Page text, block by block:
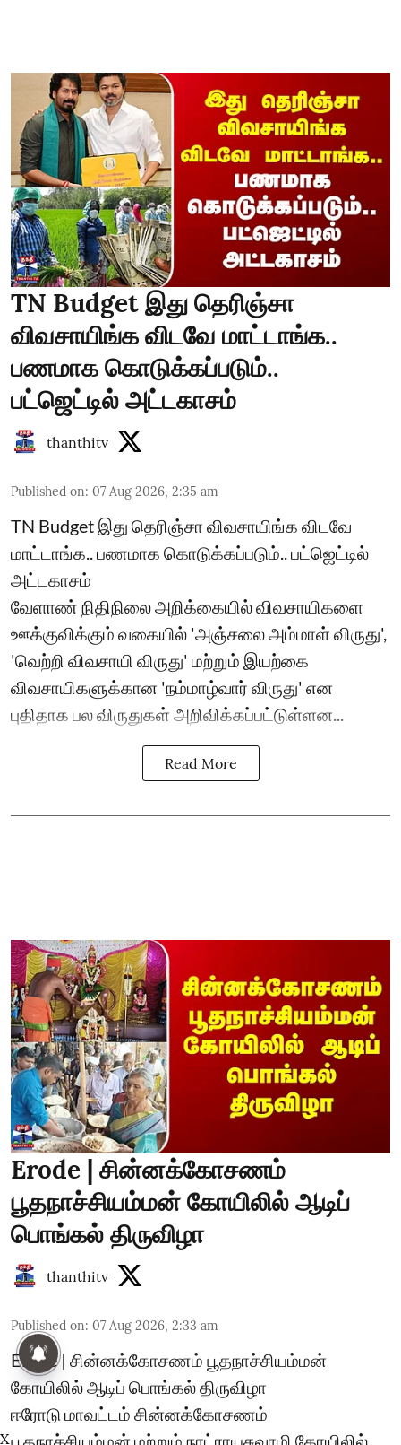
TN Budget இது தெரிஞ்சா
விவசாயிங்க விடவே மாட்டாங்க..
பணமாக கொடுக்கப்படும்..
பட்ஜெட்டில் அட்டகாசம்
thanthitv
Published on: 07 Aug 2026, 2:35 am
TN Budget இது தெரிஞ்சா விவசாயிங்க விடவே
மாட்டாங்க.. பணமாக கொடுக்கப்படும்.. பட்ஜெட்டில்
அட்டகாசம்
வேளாண் நிதிநிலை அறிக்கையில் விவசாயிகளை
ஊக்குவிக்கும் வகையில் 'அஞ்சலை அம்மாள் விருது',
'வெற்றி விவசாயி விருது' மற்றும் இயற்கை
விவசாயிகளுக்கான 'நம்மாழ்வார் விருது' என
புதிதாக பல விருதுகள் அறிவிக்கப்பட்டுள்ளன...
Read More
Erode | சின்னக்கோசணம்
பூதநாச்சியம்மன் கோயிலில் ஆடிப்
பொங்கல் திருவிழா
thanthitv
Published on: 07 Aug 2026, 2:33 am
Erode | சின்னக்கோசணம் பூதநாச்சியம்மன்
கோயிலில் ஆடிப் பொங்கல் திருவிழா
ஈரோடு மாவட்டம் சின்னக்கோசணம்
பூதநாச்சியம்மன் மற்றும் நாட்ராயசுவாமி கோயிலில்
X